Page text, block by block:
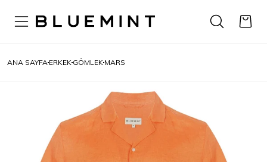
ANA SAYFA ERKEK GÖMLEK MARS